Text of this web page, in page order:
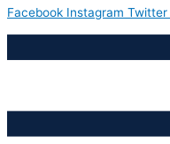
Facebook Instagram Twitter